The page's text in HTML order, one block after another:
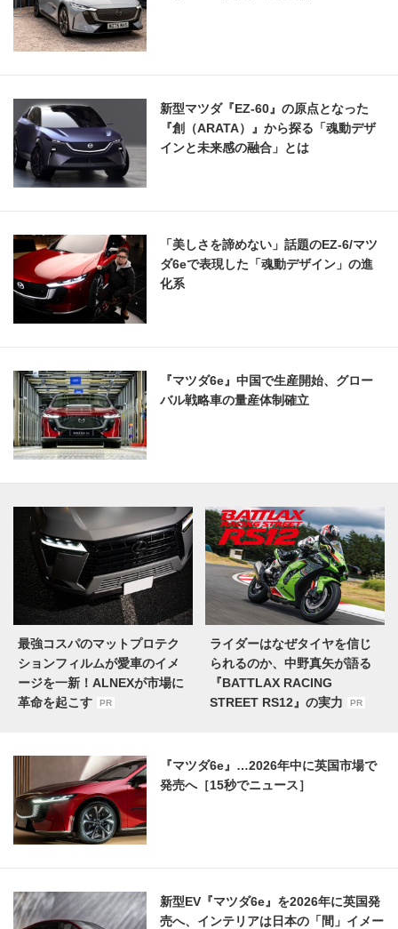
新型マツダ『EZ-60』の原点となった
『創（ARATA）』から探る「魂動デザ
インと未来感の融合」とは
「美しさを諦めない」話題のEZ-6/マツ
ダ6eで表現した「魂動デザイン」の進
化系
『マツダ6e』中国で生産開始、グロー
バル戦略車の量産体制確立
最強コスパのマットプロテク
ションフィルムが愛車のイメ
ージを一新！ALNEXが市場に
革命を起こす
PR
ライダーはなぜタイヤを信じ
られるのか、中野真矢が語る
『BATTLAX RACING
STREET RS12』の実力
PR
『マツダ6e』…2026年中に英国市場で
発売へ［15秒でニュース］
新型EV『マツダ6e』を2026年に英国発
売へ、インテリアは日本の「間」イメー